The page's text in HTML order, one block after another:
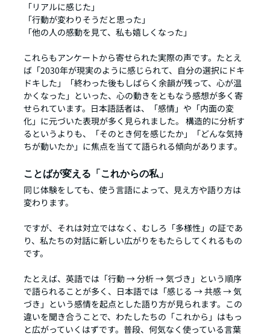
「リアルに感じた」
「行動が変わりそうだと思った」
「他の人の感動を見て、私も嬉しくなった」
これらもアンケートから寄せられた実際の声です。たとえ
ば「2030年が現実のように感じられて、自分の選択にドキ
ドキした」「終わった後もしばらく余韻が残って、心が温
かくなった」といった、心の動きをともなう感想が多く寄
せられています。日本語話者は、「感情」や「内面の変
化」に元づいた表現が多く見られました。 構造的に分析す
るというよりも、「そのとき何を感じたか」「どんな気持
ちが動いたか」に焦点を当てて語られる傾向があります。
ことばが変える「これからの私」
同じ体験をしても、使う言語によって、見え方や語り方は
変わります。
ですが、それは対立ではなく、むしろ「多様性」の証であ
り、私たちの対話に新しい広がりをもたらしてくれるもの
です。
たとえば、英語では「行動 → 分析 → 気づき」という順序
で語られることが多く、日本語では「感じる → 共感 → 気
づき」という感情を起点とした語り方が見られます。この
違いを聞き合うことで、わたしたちの「これから」はもっ
と広がっていくはずです。普段、何気なく使っている言葉